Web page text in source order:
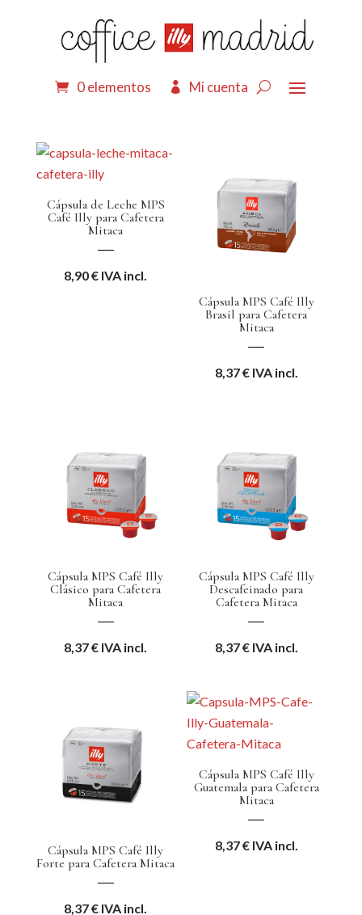
0 elementos Mi cuenta
Cápsula de Leche MPS
Café Illy para Cafetera
Mitaca
8,90€ IVA incl.
Cápsula MPS Café Illy
Brasil para Cafetera
Mitaca
8,37€ IVA incl.
Cápsula MPS Café Illy
Clásico para Cafetera
Mitaca
8,37€ IVA incl.
Cápsula MPS Café Illy
Descafeinado para
Cafetera Mitaca
8,37€ IVA incl.
Cápsula MPS Café Illy
Forte para Cafetera Mitaca
8,37€ IVA incl.
Cápsula MPS Café Illy
Guatemala para Cafetera
Mitaca
8,37€ IVA incl.